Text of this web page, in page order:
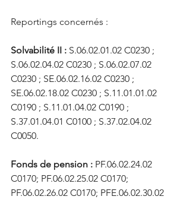
Reportings concernés :
Solvabilité II : S.06.02.01.02 C0230 ;
S.06.02.04.02 C0230 ; S.06.02.07.02
C0230 ; SE.06.02.16.02 C0230 ;
SE.06.02.18.02 C0230 ; S.11.01.01.02
C0190 ; S.11.01.04.02 C0190 ;
S.37.01.04.01 C0100 ; S.37.02.04.02
C0050.
Fonds de pension : PF.06.02.24.02
C0170; PF.06.02.25.02 C0170;
PF.06.02.26.02 C0170; PFE.06.02.30.02